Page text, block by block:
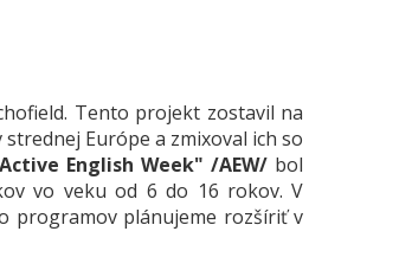
Tento projekt zostavil na
Európe a zmixoval ich so
English Week" /AEW/ bol
vo veku od 6 do 16 rokov. V
programov plánujeme rozšíriť v